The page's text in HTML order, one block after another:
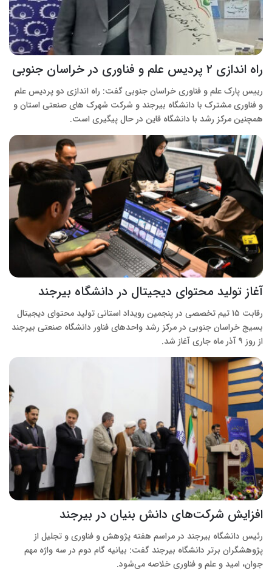
راه اندازی ۲ پردیس علم و فناوری در خراسان جنوبی
رییس پارک علم و فناوری خراسان جنوبی گفت: راه اندازی دو پردیس علم
و فناوری مشترک با دانشگاه بیرجند و شرکت شهرک های صنعتی استان و
همچنین مرکز رشد با دانشگاه قاین در حال پیگیری است.
آغاز تولید محتوای دیجیتال در دانشگاه بیرجند
رقابت ۱۵ تیم تخصصی در پنجمین رویداد استانی تولید محتوای دیجیتال
بسیج خراسان جنوبی در مرکز رشد واحدهای فناور دانشگاه صنعتی بیرجند
از روز ۹ آذر ماه جاری آغاز شد.
افزایش شرکت‌های دانش بنیان در بیرجند
رئیس دانشگاه بیرجند در مراسم هفته پژوهش و فناوری و تجلیل از
پژوهشگران برتر دانشگاه بیرجند گفت: بیانیه گام دوم در سه واژه مهم
جوان، امید و علم و فناوری خلاصه می‌شود.